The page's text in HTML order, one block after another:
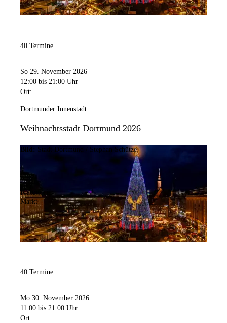
40 Termine
So 29. November 2026
12:00 bis 21:00 Uhr
Ort:
Dortmunder Innenstadt
Weihnachtsstadt Dortmund 2026
Bild: Stadt Dortmund / Stephan Schütze
Kategorie:
Markt
40 Termine
Mo 30. November 2026
11:00 bis 21:00 Uhr
Ort: